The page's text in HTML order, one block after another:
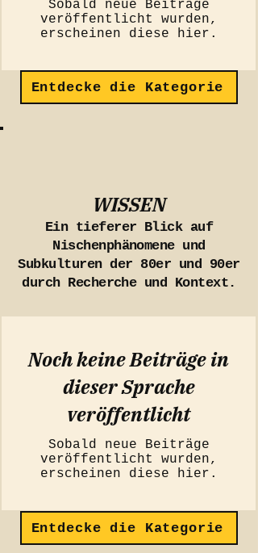
Sobald neue Beiträge
veröffentlicht wurden,
erscheinen diese hier.
Entdecke die Kategorie
WISSEN
Ein tieferer Blick auf
Nischenphänomene und
Subkulturen der 80er und 90er
durch Recherche und Kontext.
Noch keine Beiträge in
dieser Sprache
veröffentlicht
Sobald neue Beiträge
veröffentlicht wurden,
erscheinen diese hier.
Entdecke die Kategorie